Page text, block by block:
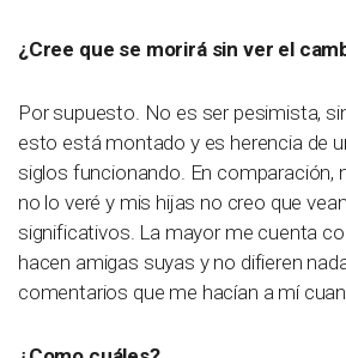
¿Cree que se morirá sin ver el
Por supuesto. No es ser pesimista,
esto está montado y es herencia de
siglos funcionando. En comparación,
no lo veré y mis hijas no creo que
significativos. La mayor me cuenta
hacen amigas suyas y no difieren
comentarios que me hacían a mí